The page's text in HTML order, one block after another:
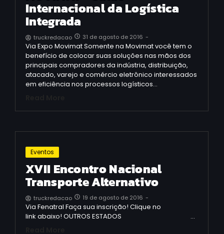
Internacional da Logística
Integrada
truckredacao 31 de agosto de 2016 -
Via Expo Movimat Somente na Movimat você tem o
benefício de colocar suas soluções nas mãos dos
principais compradores da indústria, distribuição,
atacado, varejo e comércio eletrônico interessados
em eficiência nos processos logísticos…
Eventos
XVII Encontro Nacional
Transporte Alternativo
truckredacao 19 de agosto de 2016 -
Via Fenatral Faça sua inscrição! Clique no
link abaixo! OUTROS ESTADOS …